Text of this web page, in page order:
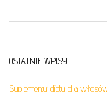
OSTATNIE WPISY
Suplementy diety dla